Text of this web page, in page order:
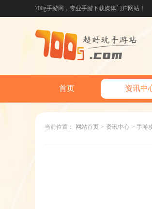
700g手游网，专业手游下载媒体门户网站！
首页 资讯中
当前位置： 网站首页 > 资讯中心 > 手游